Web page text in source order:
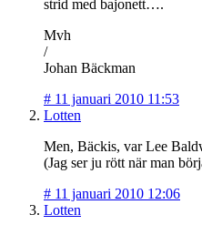
strid med bajonett….
Mvh
/
Johan Bäckman
# 11 januari 2010 11:53
Lotten
Men, Bäckis, var Lee
(Jag ser ju rött när man
# 11 januari 2010 12:06
Lotten